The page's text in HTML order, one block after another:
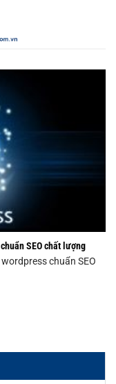
SEO chất lượng
chuẩn SEO